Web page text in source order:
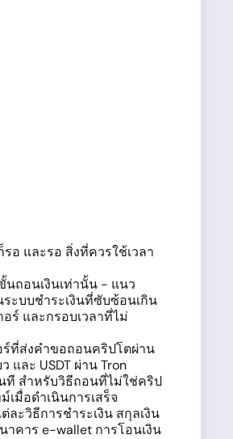
อ และรอ สิ่งที่ควรใช้เวลา
นถอนเงินเท่านั้น - แนว
ระบบชำระเงินที่ซับซ้อนเกิน
ร์ และกรอบเวลาที่ไม่
ร์ที่ส่งคำขอถอนคริปโตผ่าน
และ USDT ผ่าน Tron
ที สำหรับวิธีถอนที่ไม่ใช่คริป
มื่อดำเนินการเสร็จ
ะวิธีการชำระเงิน สกุลเงิน
าคาร e-wallet การโอนเงิน